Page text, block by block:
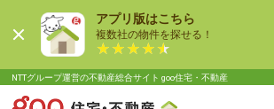
アプリ版はこちら
複数社の物件を探せる！
NTTグループ運営の不動産総合サイト goo住宅・不動産